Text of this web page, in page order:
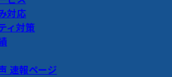
対応
ィ対策
速報ページ